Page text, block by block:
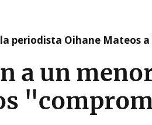
periodista Oihane Mateos a
a un